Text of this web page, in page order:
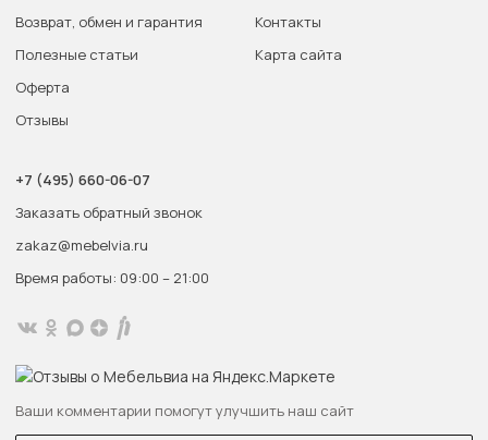
Возврат, обмен и гарантия
Полезные статьи
Оферта
Отзывы
Контакты
Карта сайта
+7 (495) 660-06-07
Заказать обратный звонок
zakaz@mebelvia.ru
Время работы: 09:00 – 21:00
Ваши комментарии помогут улучшить наш сайт